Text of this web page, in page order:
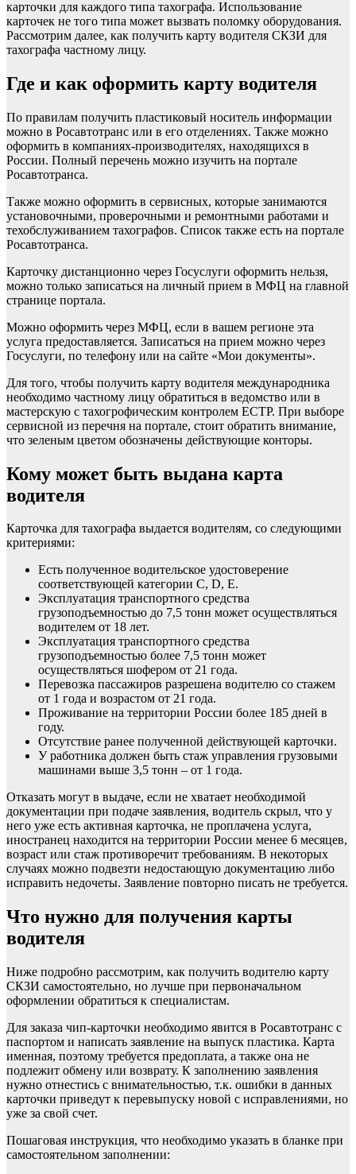
карточки для каждого типа тахографа. Использование
карточек не того типа может вызвать поломку оборудования.
Рассмотрим далее, как получить карту водителя СКЗИ для
тахографа частному лицу.
Где и как оформить карту водителя
По правилам получить пластиковый носитель информации
можно в Росавтотранс или в его отделениях. Также можно
оформить в компаниях-производителях, находящихся в
России. Полный перечень можно изучить на портале
Росавтотранса.
Также можно оформить в сервисных, которые занимаются
установочными, проверочными и ремонтными работами и
техобслуживанием тахографов. Список также есть на портале
Росавтотранса.
Карточку дистанционно через Госуслуги оформить нельзя,
можно только записаться на личный прием в МФЦ на главной
странице портала.
Можно оформить через МФЦ, если в вашем регионе эта
услуга предоставляется. Записаться на прием можно через
Госуслуги, по телефону или на сайте «Мои документы».
Для того, чтобы получить карту водителя международника
необходимо частному лицу обратиться в ведомство или в
мастерскую с тахогрофическим контролем ЕСТР. При выборе
сервисной из перечня на портале, стоит обратить внимание,
что зеленым цветом обозначены действующие конторы.
Кому может быть выдана карта
водителя
Карточка для тахографа выдается водителям, со следующими
критериями:
Есть полученное водительское удостоверение
соответствующей категории C, D, E.
Эксплуатация транспортного средства
грузоподъемностью до 7,5 тонн может осуществляться
водителем от 18 лет.
Эксплуатация транспортного средства
грузоподъемностью более 7,5 тонн может
осуществляться шофером от 21 года.
Перевозка пассажиров разрешена водителю со стажем
от 1 года и возрастом от 21 года.
Проживание на территории России более 185 дней в
году.
Отсутствие ранее полученной действующей карточки.
У работника должен быть стаж управления грузовыми
машинами выше 3,5 тонн – от 1 года.
Отказать могут в выдаче, если не хватает необходимой
документации при подаче заявления, водитель скрыл, что у
него уже есть активная карточка, не проплачена услуга,
иностранец находится на территории России менее 6 месяцев,
возраст или стаж противоречит требованиям. В некоторых
случаях можно подвезти недостающую документацию либо
исправить недочеты. Заявление повторно писать не требуется.
Что нужно для получения карты
водителя
Ниже подробно рассмотрим, как получить водителю карту
СКЗИ самостоятельно, но лучше при первоначальном
оформлении обратиться к специалистам.
Для заказа чип-карточки необходимо явится в Росавтотранс с
паспортом и написать заявление на выпуск пластика. Карта
именная, поэтому требуется предоплата, а также она не
подлежит обмену или возврату. К заполнению заявления
нужно отнестись с внимательностью, т.к. ошибки в данных
карточки приведут к перевыпуску новой с исправлениями, но
уже за свой счет.
Пошаговая инструкция, что необходимо указать в бланке при
самостоятельном заполнении: